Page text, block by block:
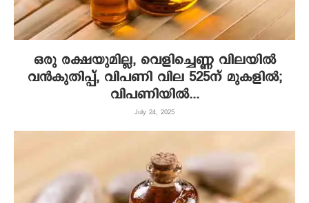
ഒരു രക്ഷയുമില്ല, വെളിച്ചെണ്ണ വിലയിൽ
വൻകുതിപ്പ്, വിപണി വില 525ന് മുകളിൽ;
വിപണിയിൽ...
July 24, 2025